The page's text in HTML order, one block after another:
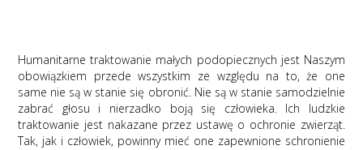
Humanitarne traktowanie małych podopiecznych jest Naszym
obowiązkiem przede wszystkim ze względu na to, że one
same nie są w stanie się obronić. Nie są w stanie samodzielnie
zabrać głosu i nierzadko boją się człowieka. Ich ludzkie
traktowanie jest nakazane przez ustawę o ochronie zwierząt.
Tak, jak i człowiek, powinny mieć one zapewnione schronienie